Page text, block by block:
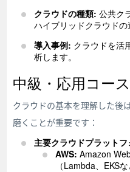
クラウドの種類: 公共ク
ハイブリッドクラウドの
導入事例: クラウドを活
析します。
中級・応用コース
クラウドの基本を理解した後
磨くことが重要です：
主要クラウドプラット
AWS: Amazon
（Lambda、EKS